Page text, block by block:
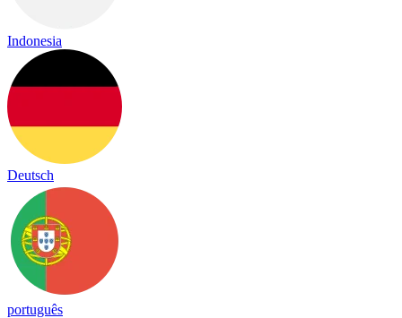
Indonesia
Deutsch
português